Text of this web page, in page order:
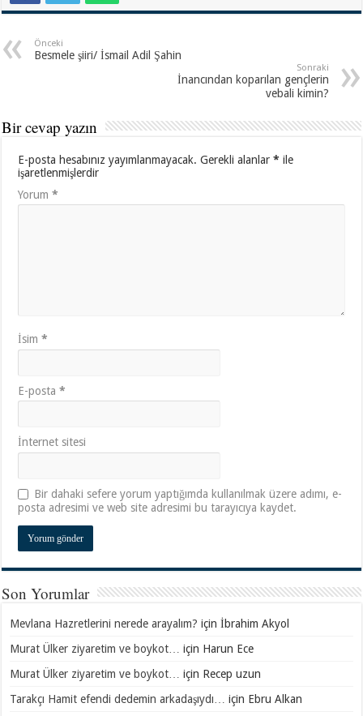
Önceki
Besmele şiiri/ İsmail Adil Şahin
Sonraki
İnancından koparılan gençlerin
vebali kimin?
Bir cevap yazın
E-posta hesabınız yayımlanmayacak. Gerekli alanlar* ile
işaretlenmişlerdir
Yorum*
İsim*
E-posta*
İnternet sitesi
Bir dahaki sefere yorum yaptığımda kullanılmak üzere adımı, e-
posta adresimi ve web site adresimi bu tarayıcıya kaydet.
Son Yorumlar
Mevlana Hazretlerini nerede arayalım? içinİbrahim Akyol
Murat Ülker ziyaretim ve boykot…
için Harun Ece
Murat Ülker ziyaretim ve boykot…
için Recep uzun
Tarakçı Hamit efendi dedemin arkadaşıydı…
için Ebru Alkan